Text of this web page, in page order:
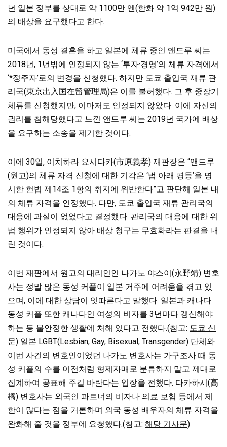
년 일본 정부를 상대로 약 1100만 엔(한화 약 1억 942만 원)
의 배상을 요구했다고 한다.
미국에서 동성 결혼을 하고 일본에 체류 중인 앤드루 씨는
2018년, 1년밖에 인정되지 않는 ‘투자·경영’의 체류 자격에서
‘*정주자’로의 변경을 신청했다. 하지만 도쿄 출입국 재류 관
리국(東京出入国在留管理局)은 이를 불허했다. 그 후 중장기
체류를 신청했지만, 이마저도 인정되지 않았다. 이에 자신의
권리를 침해당했다고 느낀 앤드루 씨는 2019년 국가에 배상
을 요구하는 소송을 제기한 것이다.
이에 30일, 이치하라 요시다카(市原義孝) 재판장은 “앤드루
(원고)의 체류 자격 신청에 대한 기각은 ‘법 아래 평등’을 명
시한 헌법 제14조 1항의 취지에 위반한다”고 판단해 일본 내
의 체류 자격을 인정했다. 다만, 도쿄 출입국 재류 관리국의
대응에 과실이 없었다고 결정했다. 관리국의 대응에 대한 위
법 행위가 인정되지 않아 배상 청구는 무효화라는 판결을 내
린 것이다.
이번 재판에서 원고의 대리인인 나가노 야스이(永野靖) 변호
사는 정말 많은 동성 커플이 일본 거주에 어려움을 겪고 있
으며, 이에 대한 상담이 잇따른다고 말했다. 일본과 캐나다
동성 커플 또한 캐나다인 여성의 비자를 3년마다 갱신해야
하는 등 불안정한 생활에 처해 있다고 전했다.(참고: 도쿄 신
문) 일본 LGBT(Lesbian, Gay, Bisexual, Transgender) 단체와
이번 사건의 변호인이었던 나가노 변호사는 가구조사 때 동
성 커플의 수를 이전처럼 형제자매로 분류하지 말고 제대로
집계하여 공표해 주길 바란다는 입장을 전했다. 다카하시(高
橋) 변호사는 외국인 파트너의 비자나 의료 보험 등에서 제
한이 많다는 점을 거론하며 외국 동성 배우자의 체류 자격을
완화해 줄 것을 정부에 요청했다.(참고: 해당 기사문)